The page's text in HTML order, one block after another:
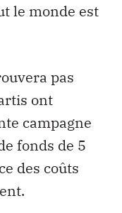
le monde est
pas
ont
campagne
fonds de 5
des coûts